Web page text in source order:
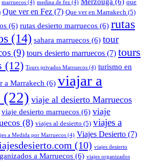
marruecos (4) medina de fez (4) Merzouga (6) que
Que ver en Fez (7) Que ver en Marrakech (5)
(6) rutas desierto marruecos (6) rutas
(14) sahara marruecos (6) tour
(9) tours desierto marruecos (7) tours
(12) Tours privados Marruecos (4) turismo en
a Marrakech (6) viajar a
(22) viaje al desierto Marruecos
viaje desierto marruecos (6) viaje
(8) viajes al desierto (5) viajes a
a Medida por Marruecos (4) Viajes Desierto (7)
(10) viajes desierto
a Marruecos (6) viajes organizados